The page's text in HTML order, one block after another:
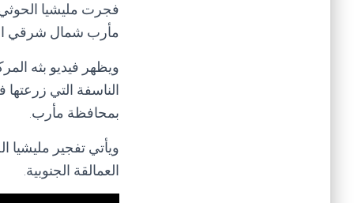
فجرت مليشيا الحوثي
مأرب شمال شرقي
ويظهر فيديو بثه
الناسفة التي
بمحافظة مأرب.
ويأتي تفجير
العمالقة الجنوبية.